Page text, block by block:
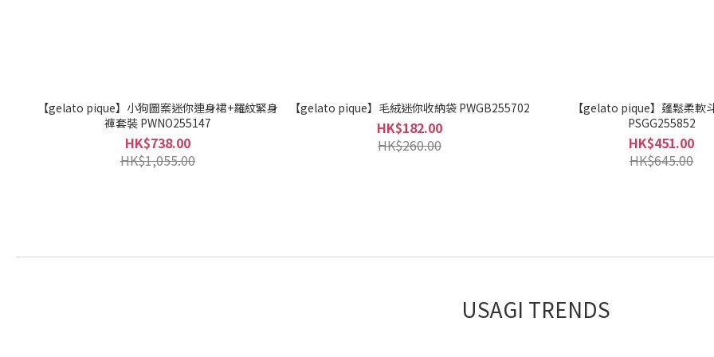
【gelato pique】小狗圖案迷你連身裙+羅紋緊身
褲套裝 PWNO255147
HK$738.00
HK$1,055.00
【gelato pique】毛絨迷你收納袋 PWGB255702
HK$182.00
HK$260.00
【gelato pique】蓬鬆柔軟
PSGG255852
HK$451.00
HK$645.00
USAGI TRENDS